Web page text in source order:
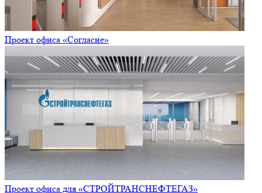
Проект офиса «Согласие»
Проект офиса для «СТРОЙТРАНСНЕФТЕГАЗ»